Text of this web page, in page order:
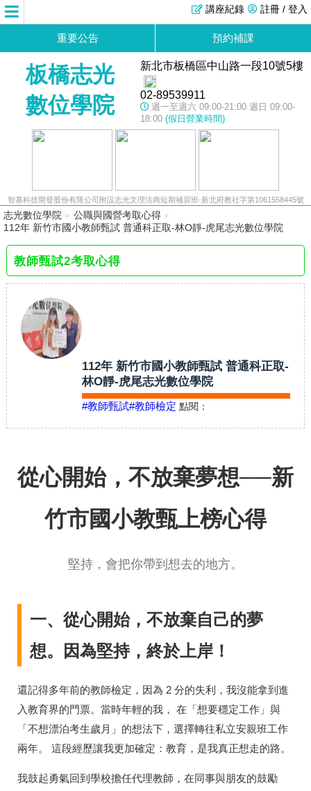
註冊 / 登入
講座紀錄
重要公告 預約補課
板橋志光
數位學院
新北市板橋區中山路一段10號5樓
02-89539911
週一至週六 09:00-21:00 週日 09:00-
18:00 (假日營業時間)
智基科技開發股份有限公司附設志光文理法商短期補習班-新北府教社字第1061558445號
志光數位學院 » 公職與國營考取心得 »
112年 新竹市國小教師甄試 普通科正取-林O靜-虎尾志光數位學院
教師甄試2考取心得
112年 新竹市國小教師甄試 普通科正取-
林O靜-虎尾志光數位學院
#教師甄試#教師檢定 點閱：
從心開始，不放棄夢想──新
竹市國小教甄上榜心得
堅持，會把你帶到想去的地方。
一、從心開始，不放棄自己的夢
想。因為堅持，終於上岸！
還記得多年前的教師檢定，因為 2 分的失利，我沒能拿到進
入教育界的門票。當時年輕的我， 在「想要穩定工作」與
「不想漂泊考生歲月」的想法下，選擇轉往私立安親班工作
兩年。 這段經歷讓我更加確定：教育，是我真正想走的路。
我鼓起勇氣回到學校擔任代理教師，在同事與朋友的鼓勵